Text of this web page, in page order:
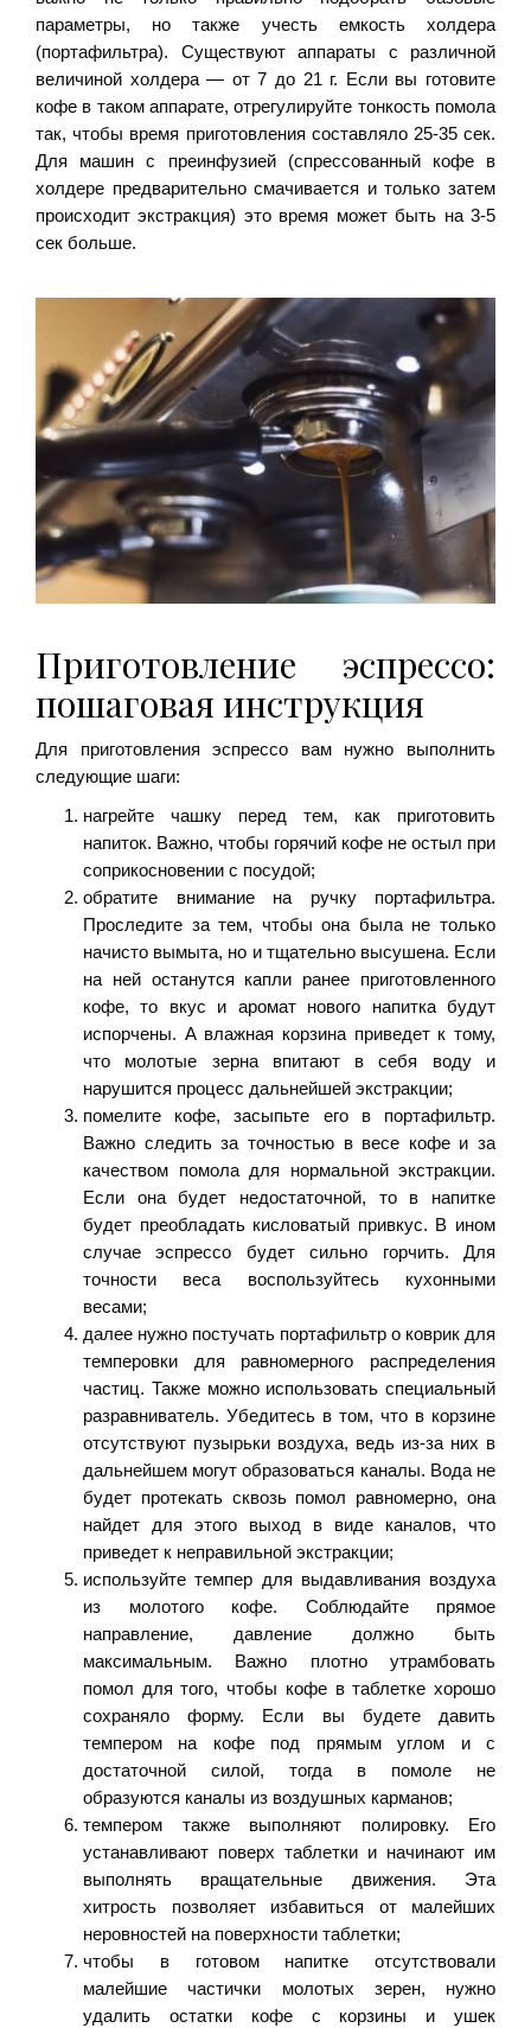
параметры, но также учесть емкость холдера
(портафильтра). Существуют аппараты с различной
величиной холдера — от 7 до 21 г. Если вы готовите
кофе в таком аппарате, отрегулируйте тонкость помола
так, чтобы время приготовления составляло 25-35 сек.
Для машин с преинфузией (спрессованный кофе в
холдере предварительно смачивается и только затем
происходит экстракция) это время может быть на 3-5
сек больше.
Приготовление эспрессо:
пошаговая инструкция
Для приготовления эспрессо вам нужно выполнить
следующие шаги:
нагрейте чашку перед тем, как приготовить
напиток. Важно, чтобы горячий кофе не остыл при
соприкосновении с посудой;
обратите внимание на ручку портафильтра.
Проследите за тем, чтобы она была не только
начисто вымыта, но и тщательно высушена. Если
на ней останутся капли ранее приготовленного
кофе, то вкус и аромат нового напитка будут
испорчены. А влажная корзина приведет к тому,
что молотые зерна впитают в себя воду и
нарушится процесс дальнейшей экстракции;
помелите кофе, засыпьте его в портафильтр.
Важно следить за точностью в весе кофе и за
качеством помола для нормальной экстракции.
Если она будет недостаточной, то в напитке
будет преобладать кисловатый привкус. В ином
случае эспрессо будет сильно горчить. Для
точности веса воспользуйтесь кухонными
весами;
далее нужно постучать портафильтр о коврик для
темперовки для равномерного распределения
частиц. Также можно использовать специальный
разравниватель. Убедитесь в том, что в корзине
отсутствуют пузырьки воздуха, ведь из-за них в
дальнейшем могут образоваться каналы. Вода не
будет протекать сквозь помол равномерно, она
найдет для этого выход в виде каналов, что
приведет к неправильной экстракции;
используйте темпер для выдавливания воздуха
из молотого кофе. Соблюдайте прямое
направление, давление должно быть
максимальным. Важно плотно утрамбовать
помол для того, чтобы кофе в таблетке хорошо
сохраняло форму. Если вы будете давить
темпером на кофе под прямым углом и с
достаточной силой, тогда в помоле не
образуются каналы из воздушных карманов;
темпером также выполняют полировку. Его
устанавливают поверх таблетки и начинают им
выполнять вращательные движения. Эта
хитрость позволяет избавиться от малейших
неровностей на поверхности таблетки;
чтобы в готовом напитке отсутствовали
малейшие частички молотых зерен, нужно
удалить остатки кофе с корзины и ушек